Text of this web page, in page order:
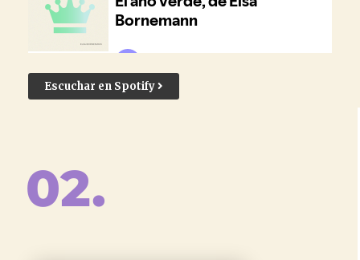
Escuchar en Spotify
02.